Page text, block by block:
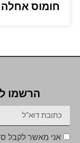
חומוס
הרשמו
אני מאשר לקבל